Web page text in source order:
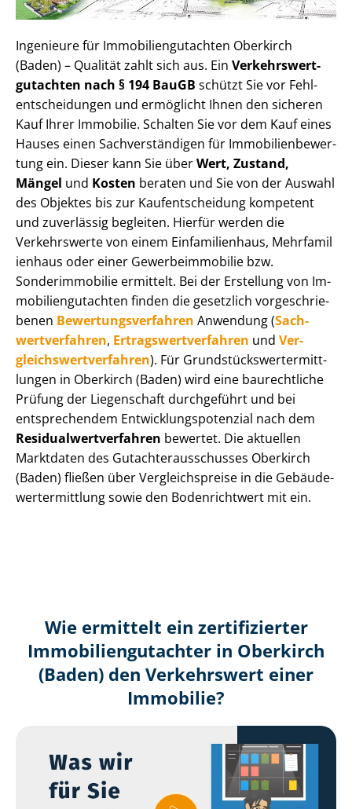
Ingenieure für Im­mo­bi­li­en­gut­ach­ten Oberkirch
(Baden) – Qualität zahlt sich aus. Ein Ver­kehrs­wert­
gut­ach­ten nach § 194 BauGB schützt Sie vor Fehl­
ent­schei­dun­gen und ermöglicht Ihnen den sicheren
Kauf Ihrer Immobilie. Schalten Sie vor dem Kauf eines
Hauses einen Sach­ver­stän­di­gen für Im­mo­bi­li­en­be­wer­
tung ein. Dieser kann Sie überWert, Zustand,
Mängel und Kosten beraten und Sie von der Auswahl
des Objektes bis zur Kauf­ent­schei­dung kompetent
und zuverlässig begleiten. Hierfür werden die
Verkehrswerte von einem Einfamilienhaus, Mehr­fa­mi­l
i­en­haus oder einer Ge­wer­be­im­mo­bi­lie bzw.
Sonderimmobilie ermittelt. Bei der Erstellung von Im­
mo­bi­li­en­gut­ach­ten finden die gesetzlich vor­ge­schrie­
be­nen Be­wer­tungs­ver­fah­ren Anwendung (Sach­
wert­ver­fah­ren, Er­trags­wert­ver­fah­ren und Ver­
gleichs­wert­ver­fah­ren). Für Grund­stücks­wert­ermitt­
lun­gen in Oberkirch (Baden) wird eine baurechtliche
Prüfung der Liegenschaft durchgeführt und bei
entsprechendem Ent­wick­lungs­po­ten­zi­al nach dem
Re­si­du­al­wert­ver­fah­ren bewertet. Die aktuellen
Marktdaten des Gut­ach­ter­aus­schus­ses Oberkirch
(Baden) fließen über Ver­gleichs­prei­se in die Ge­bäu­de­
wert­ermitt­lung sowie den Bodenrichtwert mit ein.
Wie ermittelt ein zertifizierter
Immobilien­gutachter in Oberkirch
(Baden) den Verkehrswert einer
Immobilie?